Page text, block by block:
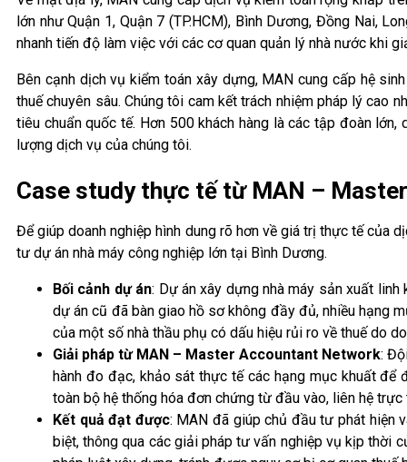
lớn như Quận 1, Quận 7 (TP.HCM), Bình Dương, Đồng Nai,
nhanh tiến độ làm việc với các cơ quan quản lý nhà nước khi
Bên cạnh dịch vụ kiểm toán xây dựng, MAN cung cấp hệ
thuế chuyên sâu. Chúng tôi cam kết trách nhiệm pháp lý cao
tiêu chuẩn quốc tế. Hơn 500 khách hàng là các tập đoàn
lượng dịch vụ của chúng tôi.
Case study thực tế từ MAN –
Để giúp doanh nghiệp hình dung rõ hơn về giá trị thực tế của
tư dự án nhà máy công nghiệp lớn tại Bình Dương.
Bối cảnh dự án: Dự án xây dựng nhà máy sản xuất
dự án cũ đã bàn giao hồ sơ không đầy đủ, nhiều hạng
của một số nhà thầu phụ có dấu hiệu rủi ro về thuế do
Giải pháp từ MAN – Master Accountant Network:
hành đo đạc, khảo sát thực tế các hạng mục khuất để
toàn bộ hệ thống hóa đơn chứng từ đầu vào, liên hệ
Kết quả đạt được: MAN đã giúp chủ đầu tư phát hiện
biệt, thông qua các giải pháp tư vấn nghiệp vụ kịp thời